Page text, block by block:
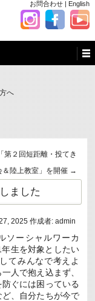
お問合わせ | English
へ
第２回短距離・投てき
＆陸上教室」を開催 →
ました
2025 作成者: admin
ソーシャルワーカ
生を対象としたい
てみんなで考えよ
人で抱え込まず、
ぐには困っている
、自分たちが今で